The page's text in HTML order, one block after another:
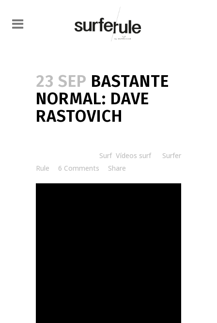
23 SEP BASTANTE
NORMAL: DAVE
RASTOVICH
Surf Vídeos surf
Surfer
Rule
6 Comments Share